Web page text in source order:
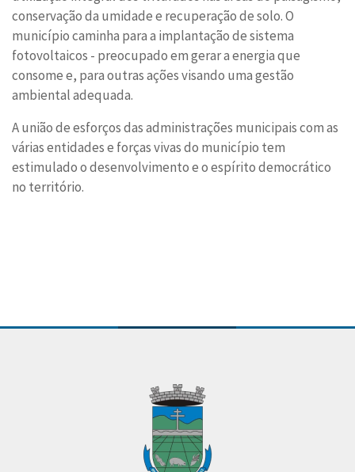
conservação da umidade e recuperação de solo. O
município caminha para a implantação de sistema
fotovoltaicos - preocupado em gerar a energia que
consome e, para outras ações visando uma gestão
ambiental adequada.
A união de esforços das administrações municipais com as
várias entidades e forças vivas do município tem
estimulado o desenvolvimento e o espírito democrático
no território.